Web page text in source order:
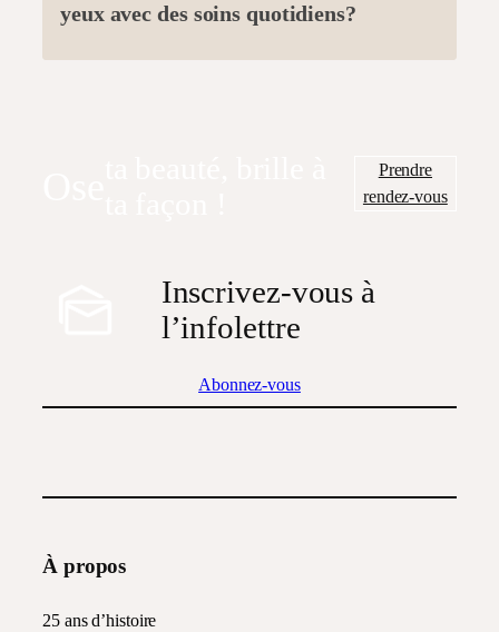
yeux avec des soins quotidiens?
Prendre
rendez-vous
Inscrivez-vous à
l’infolettre
Abonnez-vous
À propos
25 ans d’histoire